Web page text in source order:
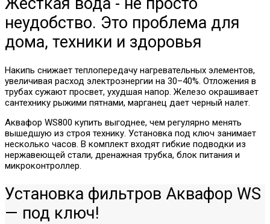
неудобство. Это проблема для
дома, техники и здоровья
Накипь снижает теплопередачу нагревательных элементов,
увеличивая расход электроэнергии на 30–40%. Отложения в
трубах сужают просвет, ухудшая напор. Железо окрашивает
сантехнику рыжими пятнами, марганец дает черный налет.
Аквафор WS800 купить выгоднее, чем регулярно менять
вышедшую из строя технику. Установка под ключ занимает
несколько часов. В комплект входят гибкие подводки из
нержавеющей стали, дренажная трубка, блок питания и
микроконтроллер.
Установка фильтров Аквафор WS
— под ключ!